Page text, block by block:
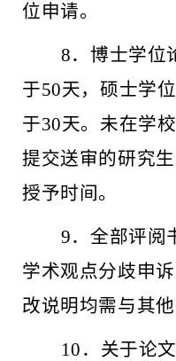
位申请。
8．博士学位
于50天，硕士学
于30天。未在学
提交送审的研究
授予时间。
9．全部评阅
学术观点分歧申
改说明均需与其
10．关于论